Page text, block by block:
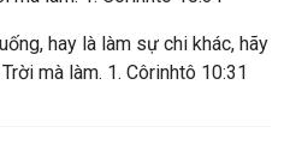
hay là làm sự chi khác, hãy
mà làm. 1. Côrinhtô 10:31